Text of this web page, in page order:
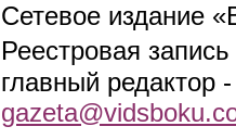
Сетевое издание
Реестровая
главный